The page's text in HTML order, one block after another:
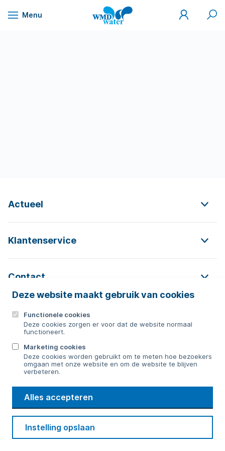
Naar
Deze website maakt gebruik van cookies
Functionele cookies
Deze cookies zorgen er voor dat de website normaal
functioneert.
Marketing cookies
Deze cookies worden gebruikt om te meten hoe bezoekers
omgaan met onze website en om de website te blijven
verbeteren.
Alles accepteren
Instelling opslaan
Menu
WMD
Drinkwater
Mijn
WMD
Zoek
Actueel
Klantenservice
Contact
Contact
Bericht sturen
WMD
Drinkwater
Cookie voorkeuren
Privacy Disclaimer